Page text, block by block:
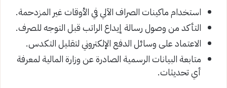
استخدام ماكينات الصراف الآلي في الأوقات غير المزدحمة.
التأكد من وصول رسالة إيداع الراتب قبل التوجه للصرف.
الاعتماد على وسائل الدفع الإلكتروني لتقليل التكدس.
متابعة البيانات الرسمية الصادرة عن وزارة المالية لمعرفة
أي تحديثات.